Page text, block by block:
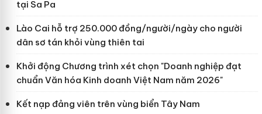
tại Sa Pa
Lào Cai hỗ trợ 250.000 đồng/người/ngày cho người
dân sơ tán khỏi vùng thiên tai
Khởi động Chương trình xét chọn "Doanh nghiệp đạt
chuẩn Văn hóa Kinh doanh Việt Nam năm 2026"
Kết nạp đảng viên trên vùng biển Tây Nam